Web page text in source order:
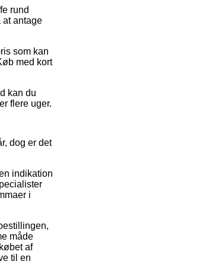
rund
at antage
som kan
med kort
kan du
flere uger.
dog er det
indikation
i
måde
af
til en